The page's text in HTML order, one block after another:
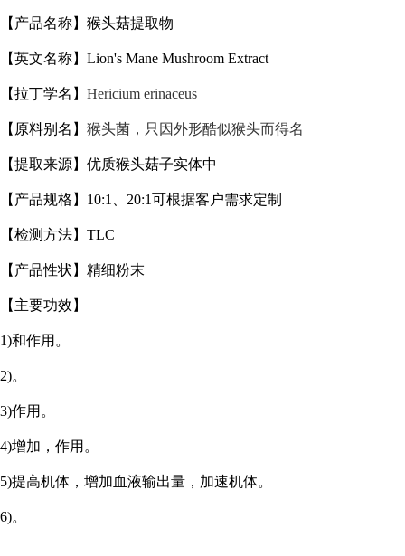
【产品名称】 猴头菇提取物
【英文名称】 Lion's Mane Mushroom Extract
【拉丁学名】 Hericium erinaceus
【原料别名】 猴头菌，只因外形酷似猴头而得名
【提取来源】优质猴头菇子实体中
【产品规格】 10:1、20:1可根据客户需求定制
【检测方法】 TLC
【产品性状】精细粉末
【主要功效】
1)和作用。
2)。
3)作用。
4)增加，作用。
5)提高机体 ， 增加血液输出量，加速机体。
6)。